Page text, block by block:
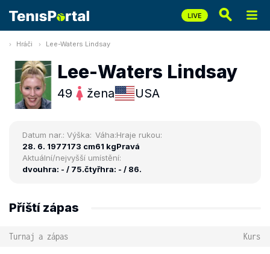
Hráči Lee-Waters Lindsay
Lee-Waters Lindsay
49 žena USA
Datum nar.:
28. 6. 1977
Výška:
173 cm
Váha:
61 kg
Hraje rukou:
Pravá
Aktuální/nejvyšší umístění:
dvouhra: - / 75.čtyřhra: - / 86.
Příští zápas
Turnaj a zápas Kurs